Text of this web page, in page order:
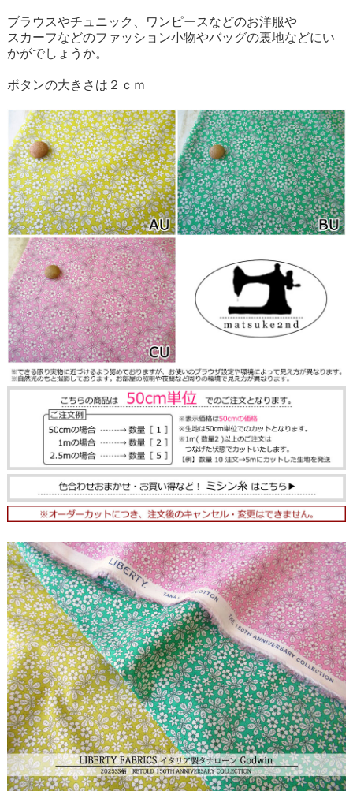
ブラウスやチュニック、ワンピースなどのお洋服や
スカーフなどのファッション小物やバッグの裏地などにい
かがでしょうか。
ボタンの大きさは２ｃｍ